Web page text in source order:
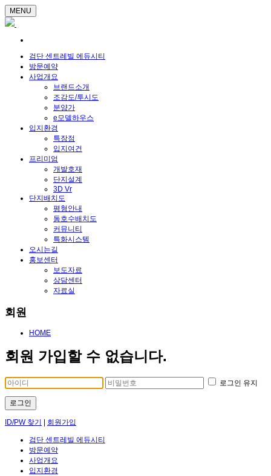
MENU
검단 센트레빌 에듀시티
방문예약
사업개요
브랜드소개
조감도/투시도
분양가
e모델하우스
입지환경
특장점
입지여건
프리미엄
개발호재
단지설계
3D Vr
단지배치도
평형안내
동호수배치도
커뮤니티
특화시스템
오시는길
홍보센터
보도자료
상담센터
자료실
회원
HOME
회원 가입할 수 없습니다.
로그인 유지
로그인
ID/PW 찾기 회원가입
검단 센트레빌 에듀시티
방문예약
사업개요
입지환경